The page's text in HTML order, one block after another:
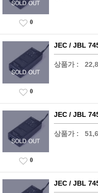
0
JEC / JBL
상품가 :
0
JEC / JBL
상품가 :
0
JEC / JBL